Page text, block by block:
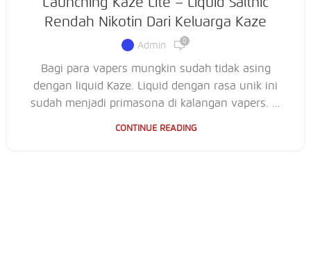
Rendah Nikotin Dari Keluarga Kaze
Admin 0
Bagi para vapers mungkin sudah tidak asing
dengan liquid Kaze. Liquid dengan rasa unik ini
sudah menjadi primasona di kalangan vapers. ...
CONTINUE READING